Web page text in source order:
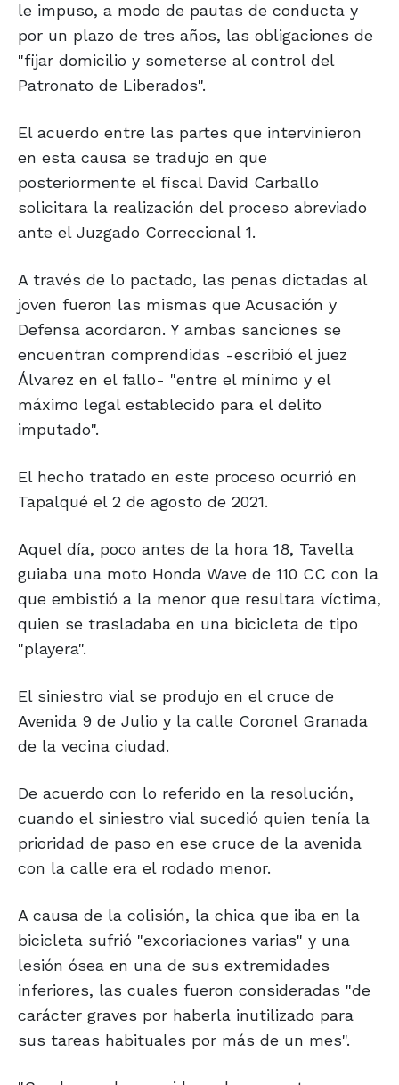
le impuso, a modo de pautas de conducta y
por un plazo de tres años, las obligaciones de
"fijar domicilio y someterse al control del
Patronato de Liberados".
El acuerdo entre las partes que intervinieron
en esta causa se tradujo en que
posteriormente el fiscal David Carballo
solicitara la realización del proceso abreviado
ante el Juzgado Correccional 1.
A través de lo pactado, las penas dictadas al
joven fueron las mismas que Acusación y
Defensa acordaron. Y ambas sanciones se
encuentran comprendidas -escribió el juez
Álvarez en el fallo- "entre el mínimo y el
máximo legal establecido para el delito
imputado".
El hecho tratado en este proceso ocurrió en
Tapalqué el 2 de agosto de 2021.
Aquel día, poco antes de la hora 18, Tavella
guiaba una moto Honda Wave de 110 CC con la
que embistió a la menor que resultara víctima,
quien se trasladaba en una bicicleta de tipo
"playera".
El siniestro vial se produjo en el cruce de
Avenida 9 de Julio y la calle Coronel Granada
de la vecina ciudad.
De acuerdo con lo referido en la resolución,
cuando el siniestro vial sucedió quien tenía la
prioridad de paso en ese cruce de la avenida
con la calle era el rodado menor.
A causa de la colisión, la chica que iba en la
bicicleta sufrió "excoriaciones varias" y una
lesión ósea en una de sus extremidades
inferiores, las cuales fueron consideradas "de
carácter graves por haberla inutilizado para
sus tareas habituales por más de un mes".